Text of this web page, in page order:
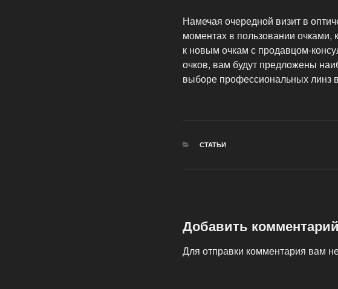
Намечая очередной визит в
моментах в пользовании
к новым очкам с продавцом-
очков, вам будут предложены
выборе профессиональных линз
РУБРИКИ
СТАТЬИ
Добавить комментарий
Для отправки комментария вам